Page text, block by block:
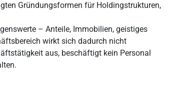
Gründungsformen für Holdingstrukturen,
– Anteile, Immobilien, geistiges
wirkt sich dadurch nicht
aus, beschäftigt kein Personal